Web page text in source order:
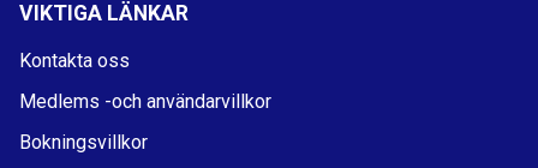
VIKTIGA LÄNKAR
Kontakta oss
Medlems -och användarvillkor
Bokningsvillkor